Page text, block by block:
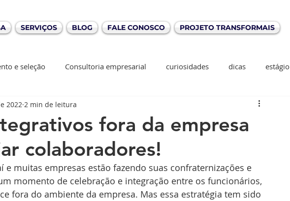
SERVIÇOS BLOG FALE CONOSCO PROJETO TRANSFORMAIS
e seleção Consultoria empresarial curiosidades dicas estágio
fora da empresa
colaboradores!
2022 2 min de leitura
momento de celebração e integração entre os funcionários,
fora do ambiente da empresa. Mas essa estratégia tem sido